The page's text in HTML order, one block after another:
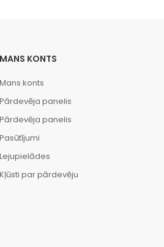
MANS KONTS
Mans konts
Pārdevēja panelis
Pārdevēja panelis
Pasūtījumi
Lejupielādes
Kļūsti par pārdevēju